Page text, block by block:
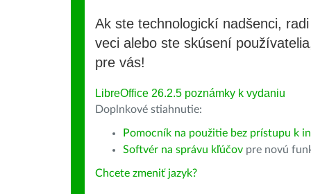
Ak ste technologickí nadšenci,
veci alebo ste skúsení
pre vás!
LibreOffice 26.2.5 poznámky k vydaniu
Doplnkové stiahnutie:
Pomocník na použitie bez prístupu k
Softvér na správu kľúčov pre novú
Chcete zmeniť jazyk?